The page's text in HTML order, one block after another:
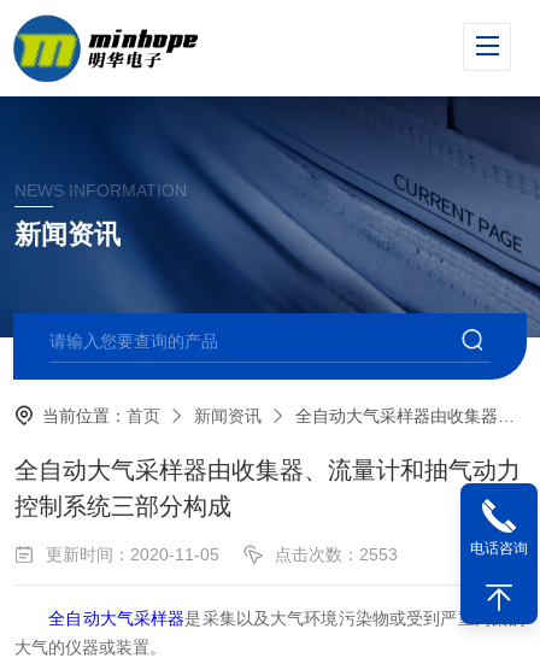
NEWS INFORMATION
新闻资讯
当前位置：首页 新闻资讯 全自动大气采样器由收集器、流量计和抽气动力控制系统三部分构成
全自动大气采样器由收集器、流量计和抽气动力
控制系统三部分构成
更新时间：2020-11-05 点击次数：2553
全自动大气采样器是采集以及大气环境污染物或受到严重污染的
大气的仪器或装置。
电话咨询